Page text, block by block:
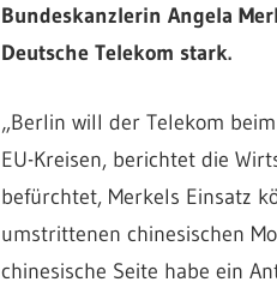
Bundeskanzlerin Angela
Deutsche Telekom stark.
„Berlin will der Telekom
EU-Kreisen, berichtet die
befürchtet, Merkels Einsatz
umstrittenen chinesischen
chinesische Seite habe ein